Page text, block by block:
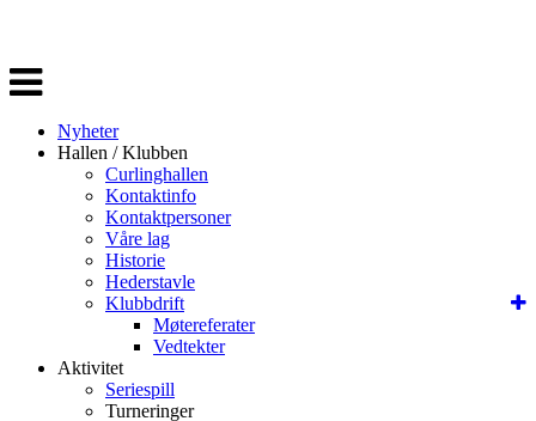
Veksle
navigasjon
Nyheter
Hallen / Klubben
Curlinghallen
Kontaktinfo
Kontaktpersoner
Våre lag
Historie
Hederstavle
Klubbdrift
Møtereferater
Vedtekter
Aktivitet
Seriespill
Turneringer